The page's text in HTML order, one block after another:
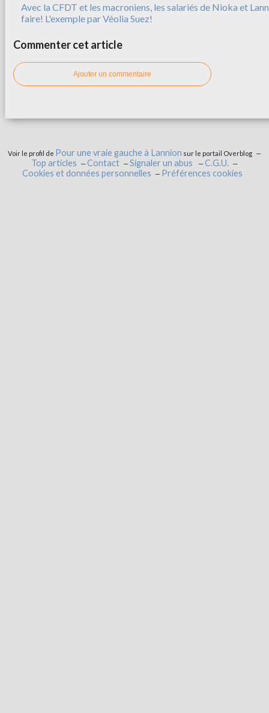
Avec la CFDT et les macroniens, les salariés de Nioka et
faire! L'exemple par Véolia Suez!
Commenter cet article
Ajouter un commentaire
Voir le profil de Pour une vraie gauche à Lannion sur le portail Overblog
Top articles Contact Signaler un abus
C.G.U.
Cookies et données personnelles
Préférences cookies